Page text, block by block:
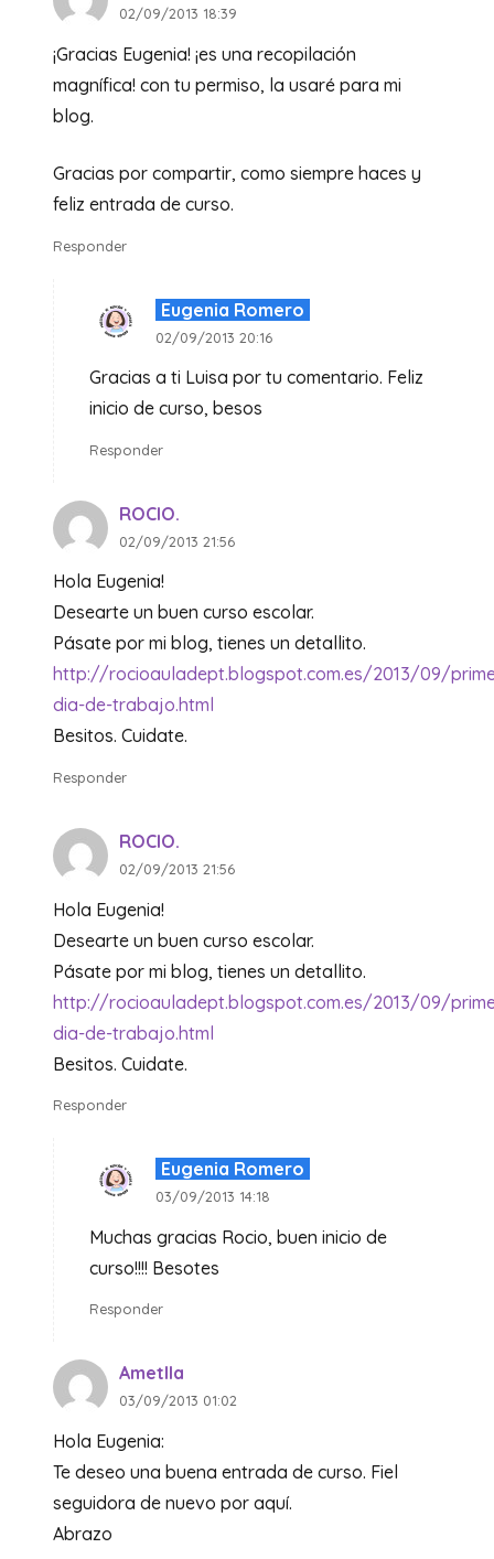
02/09/2013 18:39
¡Gracias Eugenia! ¡es una recopilación
magnífica! con tu permiso, la usaré para mi
blog.
Gracias por compartir, como siempre haces y
feliz entrada de curso.
Responder
Eugenia Romero
02/09/2013 20:16
Gracias a ti Luisa por tu comentario. Feliz
inicio de curso, besos
Responder
ROCIO.
02/09/2013 21:56
Hola Eugenia!
Desearte un buen curso escolar.
Pásate por mi blog, tienes un detallito.
http://rocioauladept.blogspot.com.es/2013/09/
dia-de-trabajo.html
Besitos. Cuidate.
Responder
ROCIO.
02/09/2013 21:56
Hola Eugenia!
Desearte un buen curso escolar.
Pásate por mi blog, tienes un detallito.
http://rocioauladept.blogspot.com.es/2013/09/
dia-de-trabajo.html
Besitos. Cuidate.
Responder
Eugenia Romero
03/09/2013 14:18
Muchas gracias Rocio, buen inicio de
curso!!!! Besotes
Responder
Ametlla
03/09/2013 01:02
Hola Eugenia:
Te deseo una buena entrada de curso. Fiel
seguidora de nuevo por aquí.
Abrazo